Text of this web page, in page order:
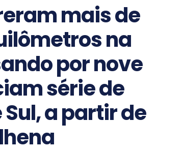
mais de
na
por nove
série de
a partir de